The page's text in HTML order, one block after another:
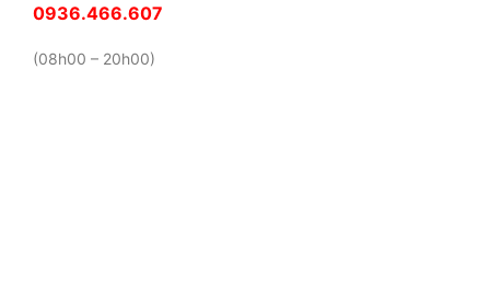
0936.466.607
(08h00 – 20h00)